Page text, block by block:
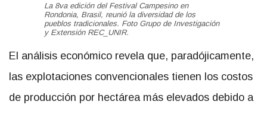
La 8va edición del Festival Campesino en
Rondonia, Brasil, reunió la diversidad de los
pueblos tradicionales. Foto Grupo de Investigación
y Extensión REC_UNIR.
El análisis económico revela que, paradójicamente,
las explotaciones convencionales tienen los costos
de producción por hectárea más elevados debido a